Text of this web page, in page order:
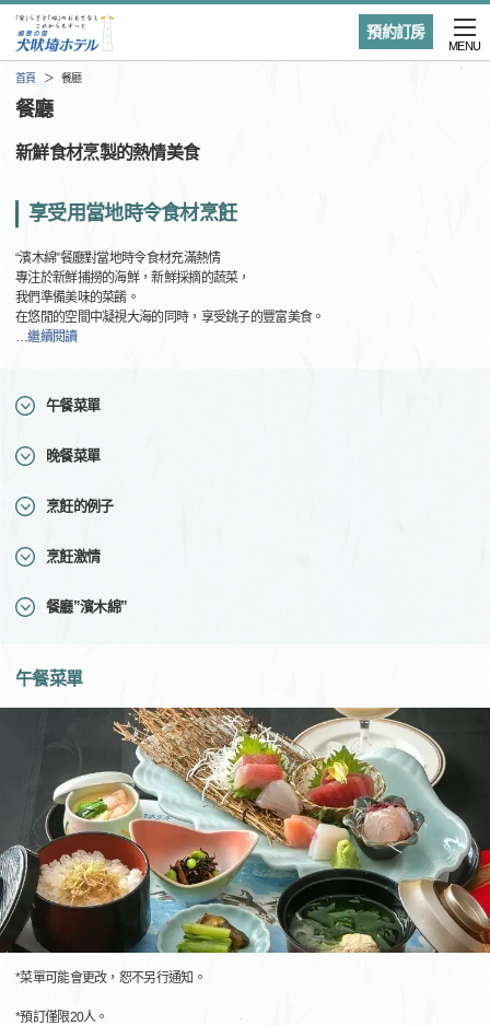
預約訂房
MENU
首頁 餐廳
餐廳
新鮮食材烹製的熱情美食
享受用當地時令食材烹飪
“濱木綿”餐廳對當地時令食材充滿熱情
專注於新鮮捕撈的海鮮，新鮮採摘的蔬菜，
我們準備美味的菜餚。
在悠閒的空間中凝視大海的同時，享受銚子的豐富美食。
…繼續閱讀
午餐菜單
晚餐菜單
烹飪的例子
烹飪激情
餐廳”濱木綿”
午餐菜單
*菜單可能會更改，恕不另行通知。
*預訂僅限20人。